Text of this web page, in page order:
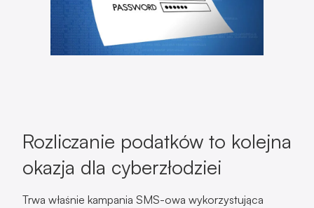
Rozliczanie podatków to kolejna
okazja dla cyberzłodziei
Trwa właśnie kampania SMS-owa wykorzystująca